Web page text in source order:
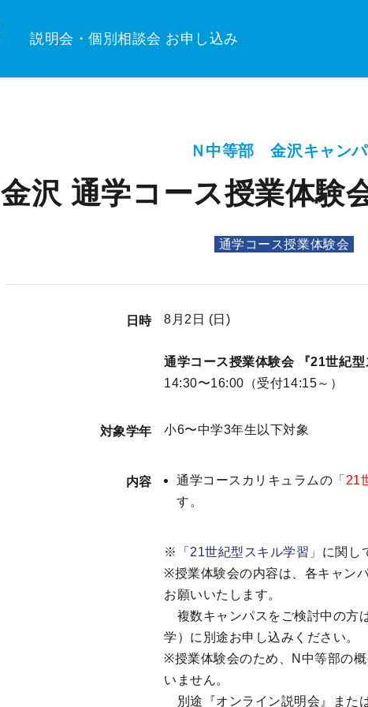
説明会・個別相談会 お申し込み
Ｎ中等部 金沢キャン
金沢 通学コース授業体験
通学コース授業体験会
日時 8月2日 (日)
通学コース授業体験会 『21世紀型
14:30〜16:00（受付14:15～）
対象学年 小6〜中学3年生以下対象
内容 通学コースカリキュラムの 「21
す。
※ 「21世紀型スキル学習」 に関し
※授業体験会の内容は、各キャン
お願いいたします。
複数キャンパスをご検討中の方
学）に別途お申し込みください。
※授業体験会のため、N中等部の
いません。
別途『オンライン説明会』また